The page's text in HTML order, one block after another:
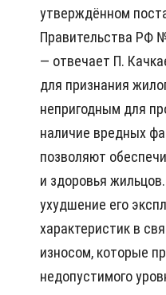
утверждённом
Правительства РФ
— отвечает П.
для признания
непригодным для
наличие вредных
позволяют
и здоровья
ухудшение его
характеристик в
износом, которые
недопустимого